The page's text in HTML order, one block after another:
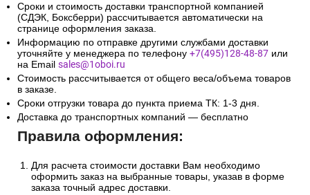
Сроки и стоимость доставки транспортной компанией
(СДЭК, Боксберри) рассчитывается автоматически на
странице оформления заказа.
Информацию по отправке другими службами доставки
уточняйте у менеджера по телефону +7(495)128-48-87 или
на Email sales@1oboi.ru
Стоимость рассчитывается от общего веса/объема товаров
в заказе.
Сроки отгрузки товара до пункта приема ТК: 1-3 дня.
Доставка до транспортных компаний — бесплатно
Правила оформления:
Для расчета стоимости доставки Вам необходимо
оформить заказ на выбранные товары, указав в форме
заказа точный адрес доставки.